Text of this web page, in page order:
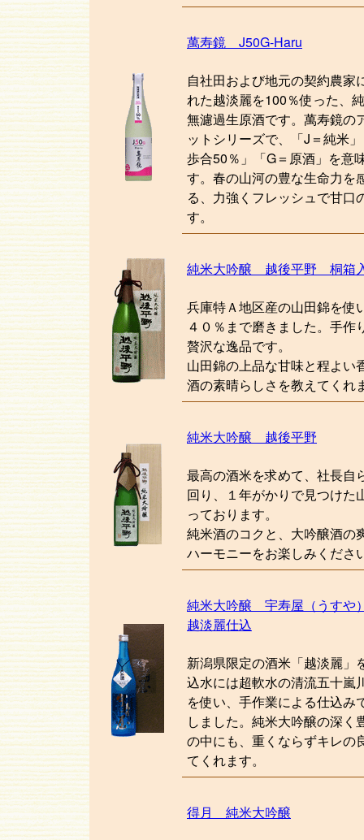
萬寿鏡 J50G-Haru
自社田および地元の契約農家
れた越淡麗を100％使った、
無濾過生原酒です。萬寿鏡の
ットシリーズで、「J＝純米
歩合50％」「G＝原酒」を意
す。春の山河の豊な生命力を
る、力強くフレッシュで甘口
す。
純米大吟醸 越後平野 桐箱
兵庫特Ａ地区産の山田錦を使
４０％まで磨きました。手作
贅沢な逸品です。
山田錦の上品な甘味と程よい
酒の素晴らしさを教えてくれ
純米大吟醸 越後平野
最高の酒米を求めて、社長自
回り、１年がかりで見つけた
っております。
純米酒のコクと、大吟醸酒の
ハーモニーをお楽しみくださ
純米大吟醸 宇寿屋（うすや
越淡麗仕込
新潟県限定の酒米「越淡麗」
込水には超軟水の清流五十嵐
を使い、手作業による仕込み
しました。純米大吟醸の深く
の中にも、重くならずキレの
てくれます。
得月 純米大吟醸